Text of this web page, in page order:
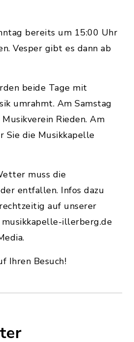
bereits um 15:00 Uhr
Vesper gibt es dann ab
beide Tage mit
umrahmt. Am Samstag
Rieden. Am
Sie die Musikkapelle
muss die
entfallen. Infos dazu
auf unserer
illerberg.de
Ihren Besuch!